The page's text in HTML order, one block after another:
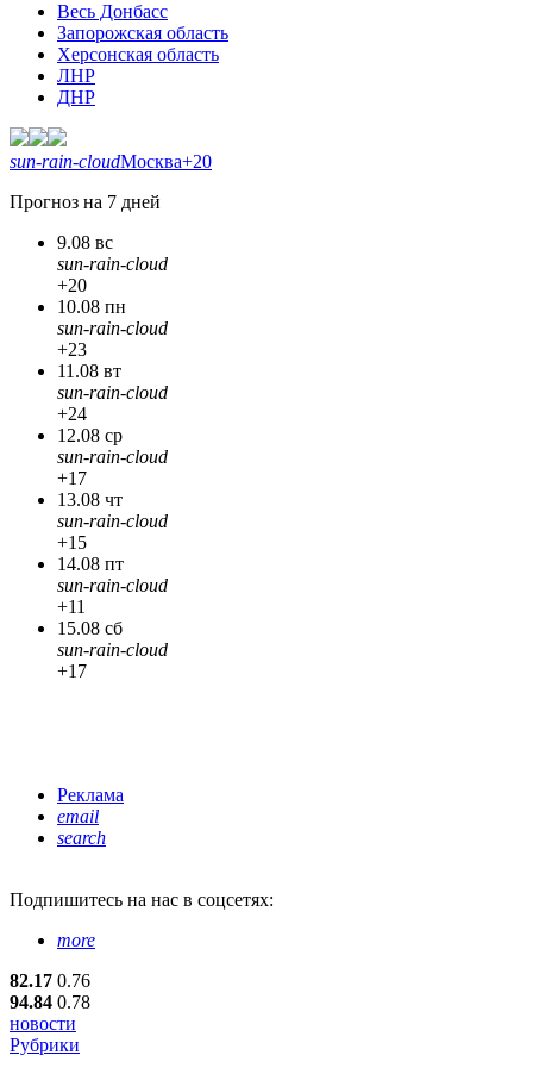
Весь Донбасс
Запорожская область
Херсонская область
ЛНР
ДНР
sun-rain-cloudМосква+20
Прогноз на 7 дней
9.08 вс
sun-rain-cloud
+20
10.08 пн
sun-rain-cloud
+23
11.08 вт
sun-rain-cloud
+24
12.08 ср
sun-rain-cloud
+17
13.08 чт
sun-rain-cloud
+15
14.08 пт
sun-rain-cloud
+11
15.08 сб
sun-rain-cloud
+17
Реклама
email
search
Подпишитесь на нас в соцсетях:
more
82.17 0.76
94.84 0.78
новости
Рубрики